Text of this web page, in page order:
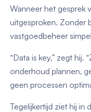
Wanneer het gesprek
uitgesproken. Zonder
vastgoedbeheer
“Data is key,” zegt hij.
onderhoud plannen,
geen processen
Tegelijkertijd ziet hij in